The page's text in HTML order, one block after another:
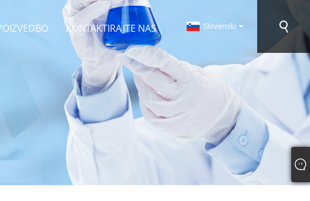
KONTAKTIRAJTE NAS Slovenski